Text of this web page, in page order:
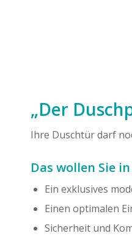
„Der
Ihre Duschtür darf
Das wollen Sie
Ein exklusives
Einen optimalen
Sicherheit und